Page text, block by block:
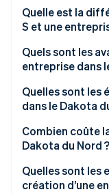
Identity
Vérification de
Stripe
Regarder la
Quelle est la
S et une
Quels sont les
entreprise dans
Quelles sont les
dans le Dakota
Combien coûte
Dakota du Nord ?
Quelles sont les
création d’une